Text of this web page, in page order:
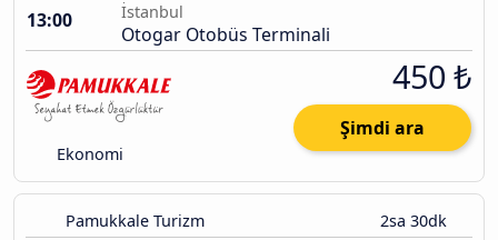
13:00
İstanbul
Otogar Otobüs Terminali
Ekonomi
450 ₺
Şimdi ara
Pamukkale Turizm 2sa 30dk